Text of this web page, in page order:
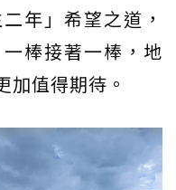
年」希望之道，
棒接著一棒，地
加值得期待。